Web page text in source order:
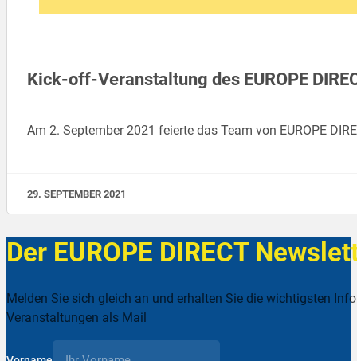
Kick-off-Veranstaltung des EUROPE
Am 2. September 2021 feierte das Team von EUROPE
29. SEPTEMBER 2021
Der EUROPE DIRECT
Melden Sie sich gleich an und erhalten Sie die wichtigsten
Veranstaltungen als Mail